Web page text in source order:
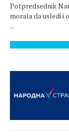
Potpredsednik
morala da usledi i
...